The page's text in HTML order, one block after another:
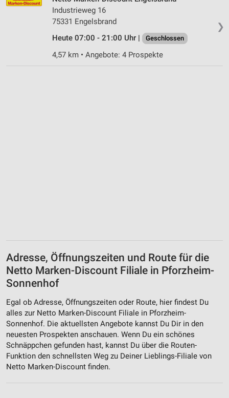
❯
Industrieweg 16
75331 Engelsbrand
Heute 07:00 - 21:00 Uhr |
Geschlossen
4,57 km • Angebote: 4 Prospekte
Adresse, Öffnungszeiten und Route für die
Netto Marken-Discount Filiale in Pforzheim-
Sonnenhof
Egal ob Adresse, Öffnungszeiten oder Route, hier findest Du
alles zur Netto Marken-Discount Filiale in Pforzheim-
Sonnenhof. Die aktuellsten Angebote kannst Du Dir in den
neuesten Prospekten anschauen. Wenn Du ein schönes
Schnäppchen gefunden hast, kannst Du über die Routen-
Funktion den schnellsten Weg zu Deiner Lieblings-Filiale von
Netto Marken-Discount finden.